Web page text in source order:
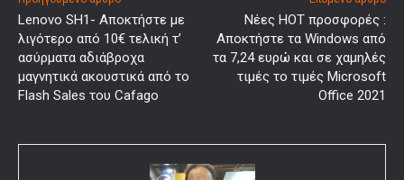
Lenovo SH1- Αποκτήστε με
λιγότερο από 10€ τελική τ’
ασύρματα αδιάβροχα
μαγνητικά ακουστικά από το
Flash Sales του Cafago
Νέες HOT προσφορές :
Αποκτήστε τα Windows από
τα 7,24 ευρώ και σε χαμηλές
τιμές το τιμές Microsoft
Office 2021